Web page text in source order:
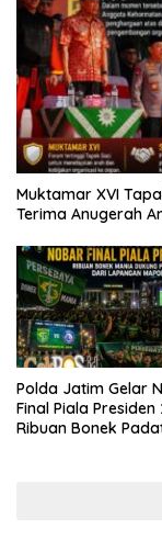
Muktamar XVI
Terima Anugerah
Polda Jatim Gelar
Final Piala Presiden
Ribuan Bonek